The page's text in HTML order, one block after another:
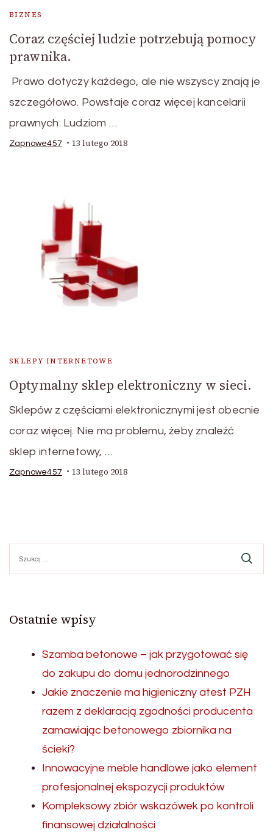
BIZNES
Coraz częściej ludzie potrzebują pomocy
prawnika.
Prawo dotyczy każdego, ale nie wszyscy znają je
szczegółowo. Powstaje coraz więcej kancelarii
prawnych. Ludziom …
Zapnowe457 13 lutego 2018
SKLEPY INTERNETOWE
Optymalny sklep elektroniczny w sieci.
Sklepów z częściami elektronicznymi jest obecnie
coraz więcej. Nie ma problemu, żeby znaleźć
sklep internetowy, …
Zapnowe457 13 lutego 2018
Ostatnie wpisy
Szamba betonowe – jak przygotować się
do zakupu do domu jednorodzinnego
Jakie znaczenie ma higieniczny atest PZH
razem z deklaracją zgodności producenta
zamawiając betonowego zbiornika na
ścieki?
Innowacyjne meble handlowe jako element
profesjonalnej ekspozycji produktów
Kompleksowy zbiór wskazówek po kontroli
finansowej działalności